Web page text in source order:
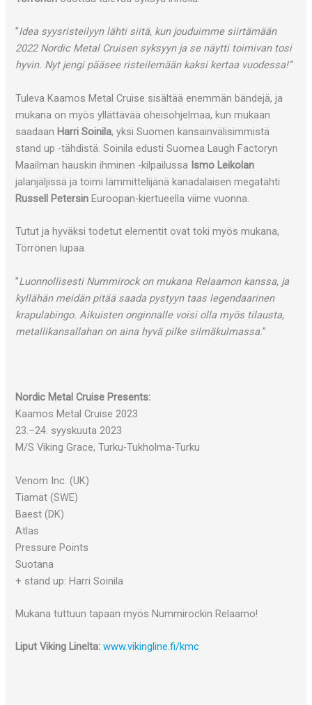
”Idea syysristeilyyn lähti siitä, kun jouduimme siirtämään
2022 Nordic Metal Cruisen syksyyn ja se näytti toimivan tosi
hyvin. Nyt jengi pääsee risteilemään kaksi kertaa vuodessa!”
Tuleva Kaamos Metal Cruise sisältää enemmän bändejä, ja
mukana on myös yllättävää oheisohjelmaa, kun mukaan
saadaan Harri Soinila, yksi Suomen kansainvälisimmistä
stand up -tähdistä. Soinila edusti Suomea Laugh Factoryn
Maailman hauskin ihminen -kilpailussa Ismo Leikolan
jalanjäljissä ja toimi lämmittelijänä kanadalaisen megatähti
Russell Petersin Euroopan-kiertueella viime vuonna.
Tutut ja hyväksi todetut elementit ovat toki myös mukana,
Törrönen lupaa.
”Luonnollisesti Nummirock on mukana Relaamon kanssa, ja
kyllähän meidän pitää saada pystyyn taas legendaarinen
krapulabingo. Aikuisten onginnalle voisi olla myös tilausta,
metallikansallahan on aina hyvä pilke silmäkulmassa.”
Nordic Metal Cruise Presents:
Kaamos Metal Cruise 2023
23.–24. syyskuuta 2023
M/S Viking Grace, Turku-Tukholma-Turku
Venom Inc. (UK)
Tiamat (SWE)
Baest (DK)
Atlas
Pressure Points
Suotana
+ stand up: Harri Soinila
Mukana tuttuun tapaan myös Nummirockin Relaamo!
Liput Viking Linelta: www.vikingline.fi/kmc